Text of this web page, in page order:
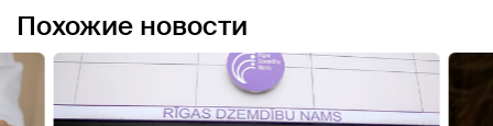
Похожие новости